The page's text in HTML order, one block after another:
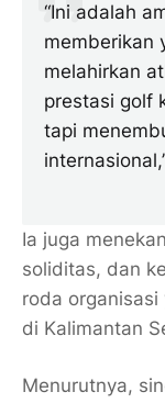
“Ini adalah
memberikan
melahirkan
prestasi golf
tapi
Ia juga
soliditas, dan
roda
di Kalimantan
Menurutnya,